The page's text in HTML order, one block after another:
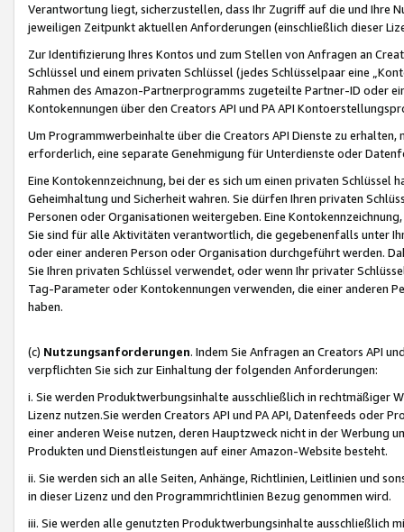
Verantwortung liegt, sicherzustellen, dass Ihr Zugriff auf die und Ihre
jeweiligen Zeitpunkt aktuellen Anforderungen (einschließlich dieser
Zur Identifizierung Ihres Kontos und zum Stellen von Anfragen an
Schlüssel und einem privaten Schlüssel (jedes Schlüsselpaar eine
Rahmen des Amazon-Partnerprogramms zugeteilte Partner-ID oder
Kontokennungen über den Creators API und PA API
Um Programmwerbeinhalte über die Creators API Dienste zu
erforderlich, eine separate Genehmigung für Unterdienste oder
Eine Kontokennzeichnung, bei der es sich um einen privaten
Geheimhaltung und Sicherheit wahren. Sie dürfen Ihren privaten
Personen oder Organisationen weitergeben. Eine
Sie sind für alle Aktivitäten verantwortlich, die gegebenenfalls unter
oder einer anderen Person oder Organisation durchgeführt werden.
Sie Ihren privaten Schlüssel verwendet, oder wenn Ihr privater
Tag-Parameter oder Kontokennungen verwenden, die einer anderen
haben.
(c) Nutzungsanforderungen. Indem Sie Anfragen an Creators API
verpflichten Sie sich zur Einhaltung der folgenden Anforderungen:
i. Sie werden Produktwerbungsinhalte ausschließlich in rechtmäßiger
Lizenz nutzen.Sie werden Creators API und PA API, Datenfeeds oder
einer anderen Weise nutzen, deren Hauptzweck nicht in der Werbung
Produkten und Dienstleistungen auf einer Amazon-Website besteht.
ii. Sie werden sich an alle Seiten, Anhänge, Richtlinien, Leitlinien und
in dieser Lizenz und den Programmrichtlinien Bezug genommen wird.
iii. Sie werden alle genutzten Produktwerbungsinhalte ausschließlich